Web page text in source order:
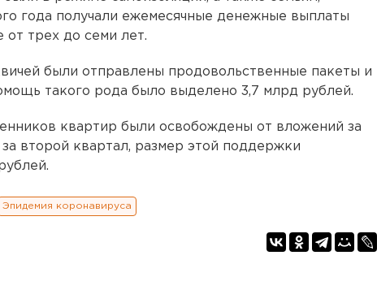
года получали ежемесячные денежные выплаты
от трех до семи лет.
были отправлены продовольственные пакеты и
такого рода было выделено 3,7 млрд рублей.
квартир были освобождены от вложений за
второй квартал, размер этой поддержки
Эпидемия коронавируса